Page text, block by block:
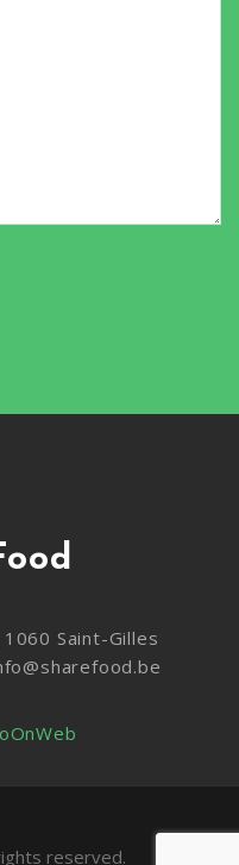
Saint-Gilles
reserved.